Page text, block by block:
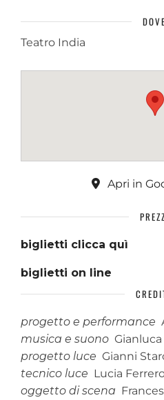
DOVE
Teatro India
Apri in
biglietti clicca quì
biglietti on line
progetto e performance
musica e suono
progetto luce Gianni
tecnico luce Lucia
oggetto di scena